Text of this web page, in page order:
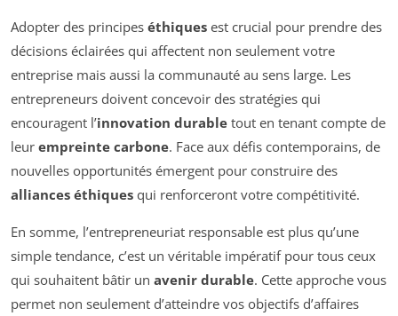
Adopter des principes éthiques est crucial pour prendre des
décisions éclairées qui affectent non seulement votre
entreprise mais aussi la communauté au sens large. Les
entrepreneurs doivent concevoir des stratégies qui
encouragent l’innovation durable tout en tenant compte de
leur empreinte carbone. Face aux défis contemporains, de
nouvelles opportunités émergent pour construire des
alliances éthiques qui renforceront votre compétitivité.
En somme, l’entrepreneuriat responsable est plus qu’une
simple tendance, c’est un véritable impératif pour tous ceux
qui souhaitent bâtir un avenir durable. Cette approche vous
permet non seulement d’atteindre vos objectifs d’affaires